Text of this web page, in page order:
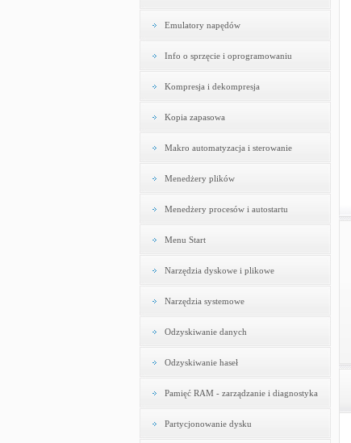
Emulatory napędów
Info o sprzęcie i oprogramowaniu
Kompresja i dekompresja
Kopia zapasowa
Makro automatyzacja i sterowanie
Menedżery plików
Menedżery procesów i autostartu
Menu Start
Narzędzia dyskowe i plikowe
Narzędzia systemowe
Odzyskiwanie danych
Odzyskiwanie haseł
Pamięć RAM - zarządzanie i diagnostyka
Partycjonowanie dysku